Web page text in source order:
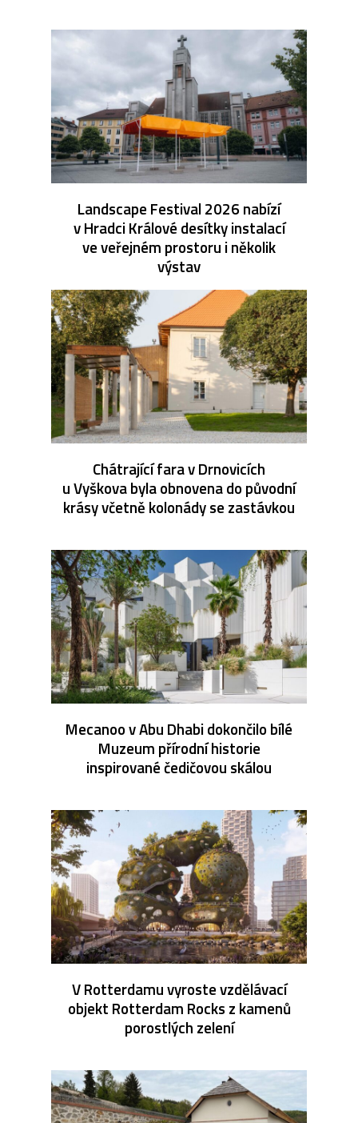
Landscape Festival 2026 nabízí
v Hradci Králové desítky instalací
ve veřejném prostoru i několik
výstav
Chátrající fara v Drnovicích
u Vyškova byla obnovena do původní
krásy včetně kolonády se zastávkou
Mecanoo v Abu Dhabi dokončilo bílé
Muzeum přírodní historie
inspirované čedičovou skálou
V Rotterdamu vyroste vzdělávací
objekt Rotterdam Rocks z kamenů
porostlých zelení